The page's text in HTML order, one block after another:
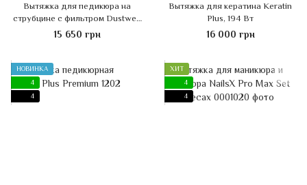
Вытяжка для педикюра на
струбцине с фильтром Dustwell
Air Dust 50W
15 650 грн
Вытяжка для кератина Keratin
Plus, 194 Вт
16 000 грн
НОВИНКА
4
4
ХИТ
4
4